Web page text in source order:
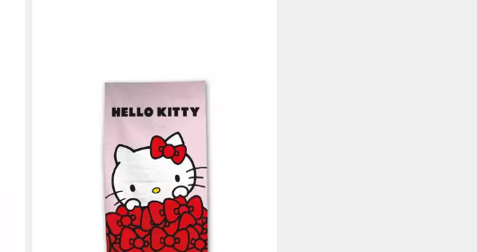
HELLO KITTY
Schwimmbad 90x170 cm
lieferbar - in 4-5 Werktagen bei dir